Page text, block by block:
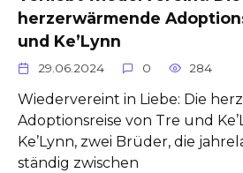
herzerwärmende
und Ke’Lynn
29.06.2024 0 284
Wiedervereint in Liebe: Die
Adoptionsreise von Tre und
Ke’Lynn, zwei Brüder, die
ständig zwischen